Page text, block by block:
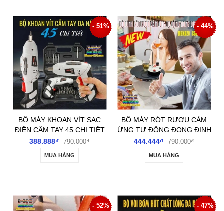
- 51%
BỘ MÁY KHOAN VÍT SẠC
ĐIỆN CẦM TAY 45 CHI TIẾT
388.888₫ 790.000₫
MUA HÀNG
- 44%
BỘ MÁY RÓT RƯỢU CẢM
ỨNG TỰ ĐỘNG ĐONG ĐỊNH
MỨC TÍCH HỢP BÁT ƯỚP
444.444₫ 790.000₫
MUA HÀNG
- 52% - 47%